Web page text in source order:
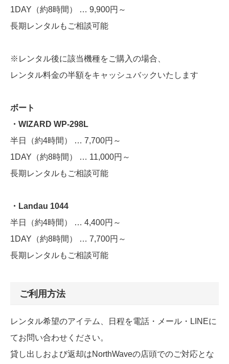
1DAY（約8時間） … 9,900円～
長期レンタルもご相談可能
※レンタル後に該当機種をご購入の場合、
レンタル料金の半額をキャッシュバックいたします
ボート
・WIZARD WP-298L
半日（約4時間） … 7,700円～
1DAY（約8時間） … 11,000円～
長期レンタルもご相談可能
・Landau 1044
半日（約4時間） … 4,400円～
1DAY（約8時間） … 7,700円～
長期レンタルもご相談可能
ご利用方法
レンタル希望のアイテム、日程を電話・メール・LINEに
てお問い合わせください。
貸し出しおよび返却はNorthWaveの店頭でのご対応とな